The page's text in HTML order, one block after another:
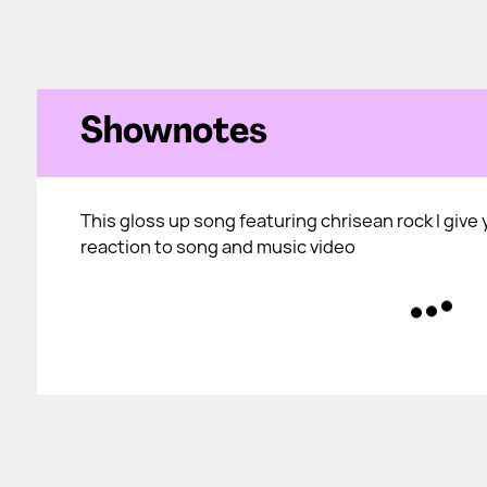
Shownotes
This gloss up song featuring chrisean rock I give
reaction to song and music video